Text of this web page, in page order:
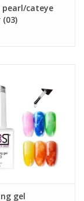
(koel-
traploos worden
hebt om de
zwarte
elegante
elk interieur
opening
pearl/cateye
(03)
gel